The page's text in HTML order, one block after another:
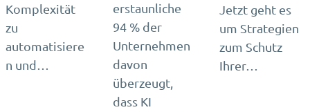
Komplexität
zu
automatisiere
n und…
erstaunliche
94 % der
Unternehmen
davon
überzeugt,
dass KI
Jetzt geht es
um Strategien
zum Schutz
Ihrer…